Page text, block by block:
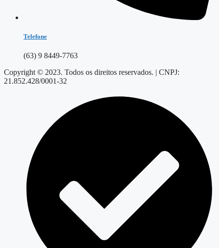
Telefone
(63) 9 8449-7763
Copyright © 2023. Todos os direitos reservados. | CNPJ:
21.852.428/0001-32